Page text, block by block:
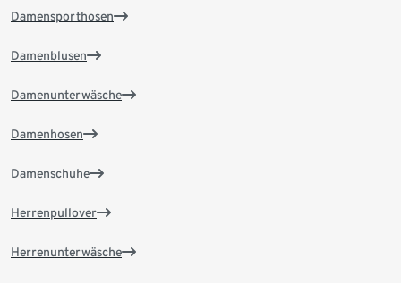
Damensporthosen
Damenblusen
Damenunterwäsche
Damenhosen
Damenschuhe
Herrenpullover
Herrenunterwäsche